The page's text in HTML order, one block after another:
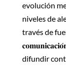
evolución
niveles de
través de
difundir